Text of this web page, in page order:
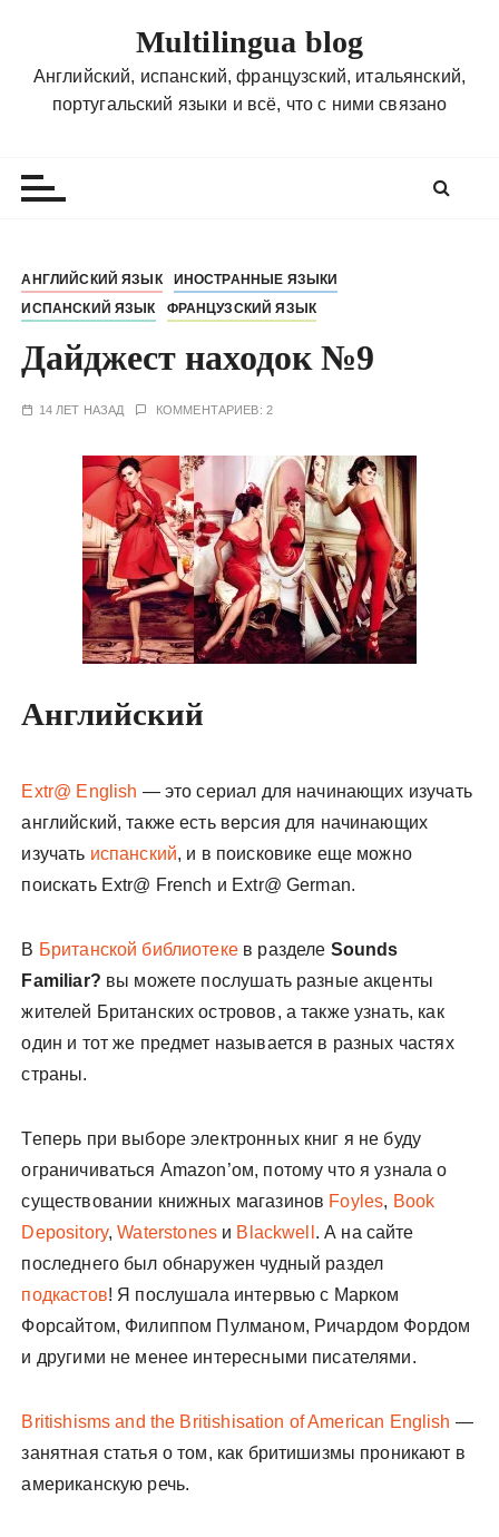
Multilingua blog
Английский, испанский, французский, итальянский,
португальский языки и всё, что с ними связано
АНГЛИЙСКИЙ ЯЗЫК
ИНОСТРАННЫЕ ЯЗЫКИ
ИСПАНСКИЙ ЯЗЫК
ФРАНЦУЗСКИЙ ЯЗЫК
Дайджест находок №9
14 ЛЕТ НАЗАД КОММЕНТАРИЕВ: 2
Английский
Extr@ English — это сериал для начинающих изучать
английский, также есть версия для начинающих
изучать испанский, и в поисковике еще можно
поискать Extr@ French и Extr@ German.
В Британской библиотекев разделе Sounds
Familiar? вы можете послушать разные акценты
жителей Британских островов, а также узнать, как
один и тот же предмет называется в разных частях
страны.
Теперь при выборе электронных книг я не буду
ограничиваться Amazon’ом, потому что я узнала о
существовании книжных магазинов Foyles, Book
Depository,Waterstonesи Blackwell . А на сайте
последнего был обнаружен чудный раздел
подкастов! Я послушала интервью с Марком
Форсайтом, Филиппом Пулманом, Ричардом Фордом
и другими не менее интересными писателями.
Britishisms and the Britishisation of American English —
занятная статья о том, как бритишизмы проникают в
американскую речь.